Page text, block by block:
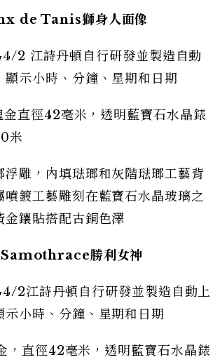
de Tanis獅身人面像
2 江詩丹頓自行研發並製造自動
顯示小時、分鐘、星期和日期
直徑42毫米，透明藍寶石水晶錶
米
浮雕，內填琺瑯和灰階琺瑯工藝背
噴鍍工藝雕刻在藍寶石水晶玻璃之
金鑲貼搭配古銅色澤
勝利女神
2江詩丹頓自行研發並製造自動上
示小時、分鐘、星期和日期
，直徑42毫米，透明藍寶石水晶錶